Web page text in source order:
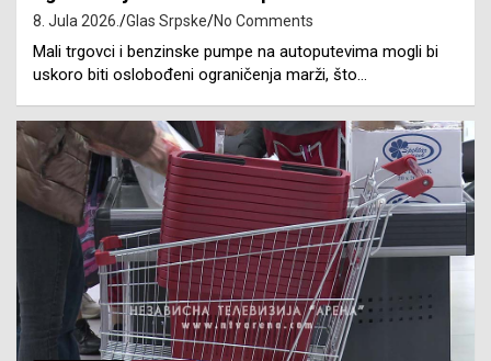
8. Jula 2026. Glas Srpske No Comments
Mali trgovci i benzinske pumpe na autoputevima mogli bi
uskoro biti oslobođeni ograničenja marži, što…